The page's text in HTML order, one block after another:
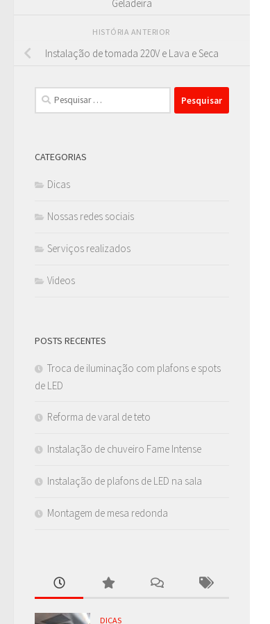
Geladeira
HISTÓRIA ANTERIOR
Instalação de tomada 220V e Lava e Seca
Pesquisar
por:
CATEGORIAS
Dicas
Nossas redes sociais
Serviços realizados
Videos
POSTS RECENTES
Troca de iluminação com plafons e spots
de LED
Reforma de varal de teto
Instalação de chuveiro Fame Intense
Instalação de plafons de LED na sala
Montagem de mesa redonda
DICAS